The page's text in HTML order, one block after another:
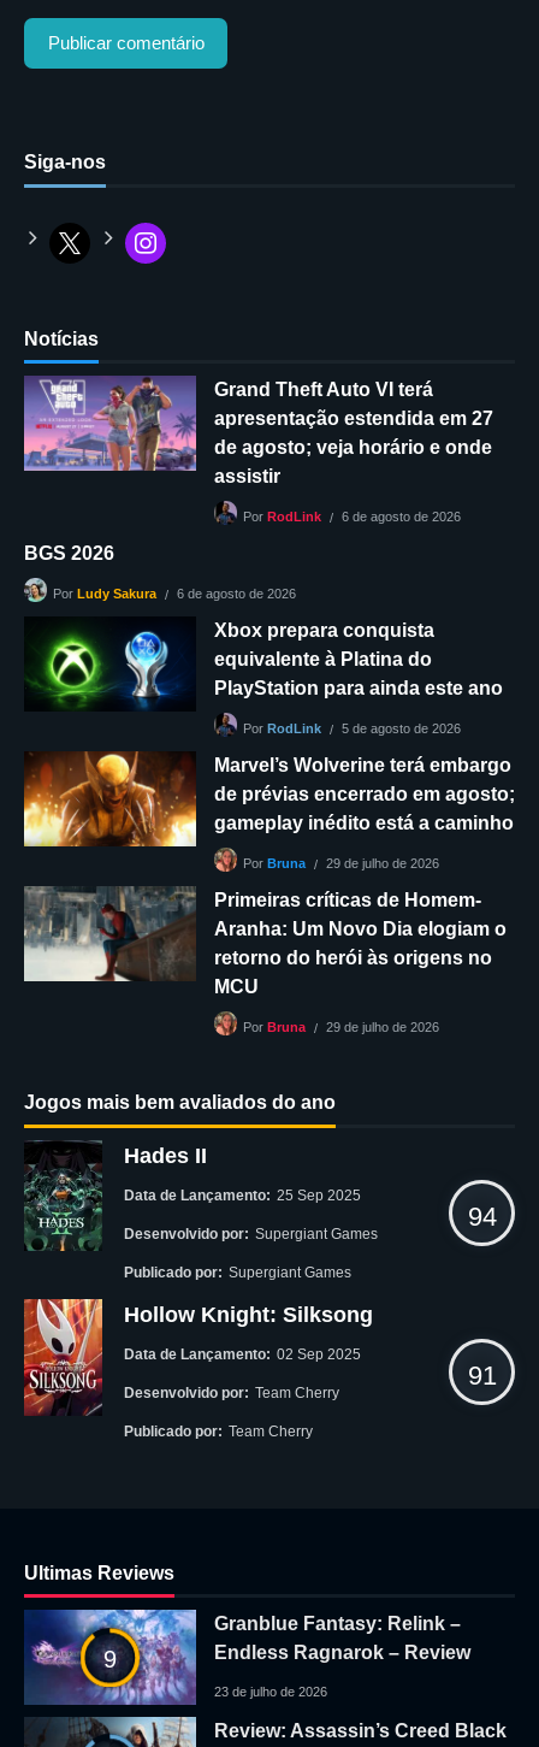
Siga-nos
Notícias
Grand Theft Auto VI terá
apresentação estendida em 27
de agosto; veja horário e onde
assistir
Por RodLink 6 de agosto de 2026
BGS 2026
Por Ludy Sakura 6 de agosto de 2026
Xbox prepara conquista
equivalente à Platina do
PlayStation para ainda este ano
Por RodLink 5 de agosto de 2026
Marvel’s Wolverine terá embargo
de prévias encerrado em agosto;
gameplay inédito está a caminho
Por Bruna 29 de julho de 2026
Primeiras críticas de Homem-
Aranha: Um Novo Dia elogiam o
retorno do herói às origens no
MCU
Por Bruna 29 de julho de 2026
Jogos mais bem avaliados do ano
Hades II
Data de Lançamento: 25 Sep 2025
Desenvolvido por: Supergiant Games
Publicado por: Supergiant Games
94
Hollow Knight: Silksong
Data de Lançamento: 02 Sep 2025
Desenvolvido por: Team Cherry
Publicado por: Team Cherry
91
Ultimas Reviews
9
Granblue Fantasy: Relink –
Endless Ragnarok – Review
23 de julho de 2026
Review: Assassin’s Creed Black